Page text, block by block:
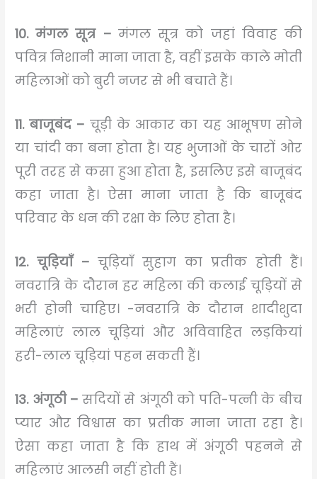
10. मंगल सूत्र –मंगल सूत्र को जहां विवाह की
पवित्र निशानी माना जाता है, वहीं इसके काले मोती
महिलाओं को बुरी नजर से भी बचाते हैं।
11. बाजूबंद – चूड़ी के आकार का यह आभूषण सोने
या चांदी का बना होता है। यह भुजाओं के चारों ओर
पूरी तरह से कसा हुआ होता है, इसलिए इसे बाजूबंद
कहा जाता है। ऐसा माना जाता है कि बाजूबंद
परिवार के धन की रक्षा के लिए होता है।
12. चूड़ियाँ – चूड़ियाँ सुहाग का प्रतीक होती हैं।
नवरात्रि के दौरान हर महिला की कलाई चूड़ियों से
भरी होनी चाहिए। -नवरात्रि के दौरान शादीशुदा
महिलाएं लाल चूड़ियां और अविवाहित लड़कियां
हरी-लाल चूड़ियां पहन सकती हैं।
13. अंगूठी – सदियों से अंगूठी को पति-पत्नी के बीच
प्यार और विश्वास का प्रतीक माना जाता रहा है।
ऐसा कहा जाता है कि हाथ में अंगूठी पहनने से
महिलाएं आलसी नहीं होती हैं।